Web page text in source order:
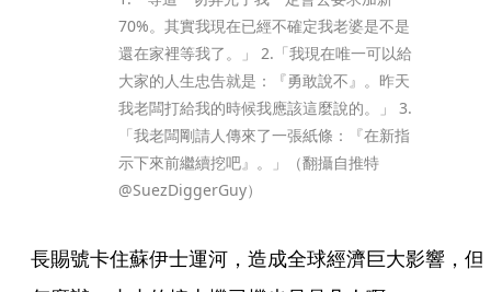
70%。其實我現在已經不確定我老婆是不是
還在家裡等我了。」 2.「我現在唯一可以給
大家的人生忠告就是：『勇敢說不』。昨天
我老闆打給我的時候我應該這麼說的。」 3.
「我老闆剛請人傳來了一張紙條：『在新指
示下來前繼續挖吧』。」（翻攝自推特
@SuezDiggerGuy）
長賜號卡住蘇伊士運河，造成全球經濟巨大影響，但